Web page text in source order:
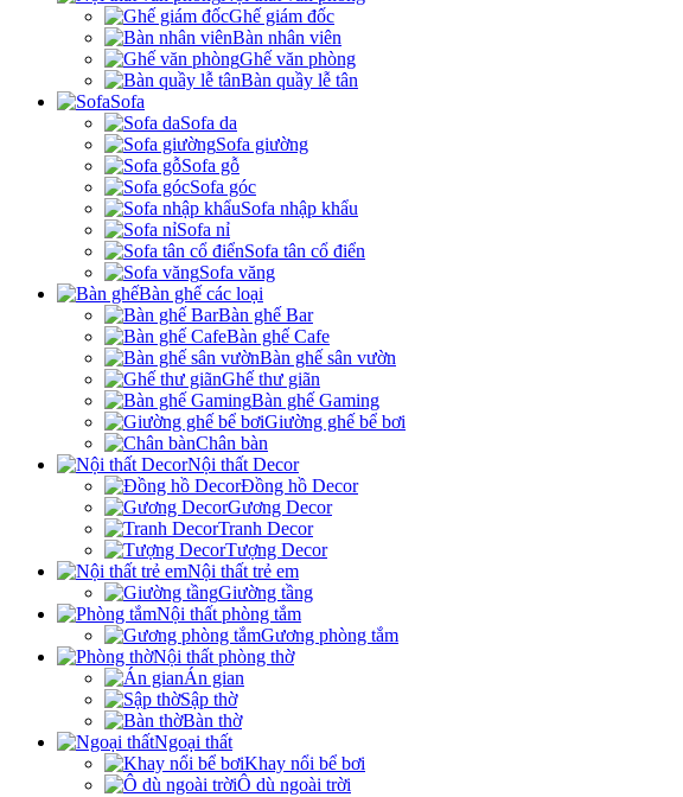
Ghế giám đốc
Bàn nhân viên
Ghế văn phòng
Bàn quầy lễ tân
Sofa
Sofa da
Sofa giường
Sofa gỗ
Sofa góc
Sofa nhập khẩu
Sofa nỉ
Sofa tân cổ điển
Sofa văng
Bàn ghế các loại
Bàn ghế Bar
Bàn ghế Cafe
Bàn ghế sân vườn
Ghế thư giãn
Bàn ghế Gaming
Giường ghế bể bơi
Chân bàn
Nội thất Decor
Đồng hồ Decor
Gương Decor
Tranh Decor
Tượng Decor
Nội thất trẻ em
Giường tầng
Nội thất phòng tắm
Gương phòng tắm
Nội thất phòng thờ
Án gian
Sập thờ
Bàn thờ
Ngoại thất
Khay nổi bể bơi
Ô dù ngoài trời